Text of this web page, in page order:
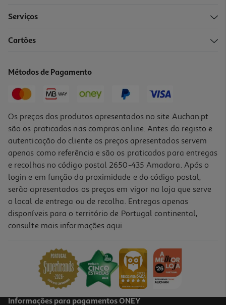
3.9
Descalcidicante Ecodecalk Mini Delonghi Dlsc200
11,49 €
Serviços
Cartões
Métodos de Pagamento
Os preços dos produtos apresentados no site Auchan.pt
são os praticados nas compras online. Antes do registo e
autenticação do cliente os preços apresentados servem
apenas como referência e são os praticados para entregas
e recolhas no código postal 2650-435 Amadora. Após o
login e em função da proximidade e do código postal,
serão apresentados os preços em vigor na loja que serve
o local de entrega ou de recolha. Entregas apenas
disponíveis para o território de Portugal continental,
consulte mais informações aqui.
Informações para pagamentos ONEY